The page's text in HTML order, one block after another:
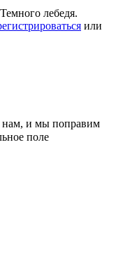
лебедя.
или
нам, и мы поправим
поле